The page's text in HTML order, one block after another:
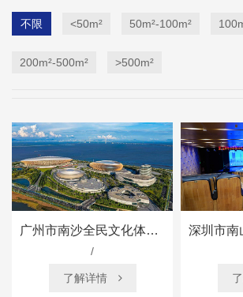
不限 <50m² 50m²-100m²
200m²-500m² >500m²
广州市南沙全民文化体育综合体
/
了解详情 